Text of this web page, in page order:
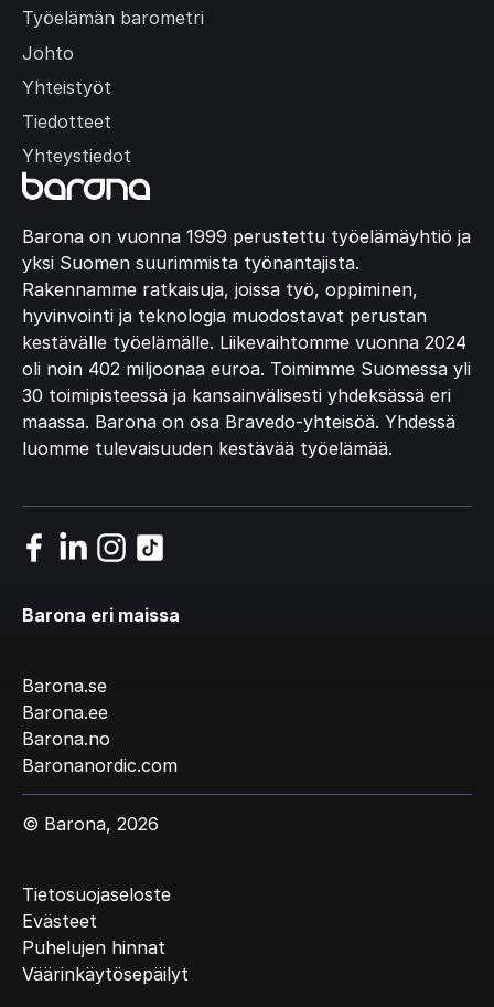
Barona on vuonna 1999 perustettu työelämäyhtiö ja
yksi Suomen suurimmista työnantajista.
Rakennamme ratkaisuja, joissa työ, oppiminen,
hyvinvointi ja teknologia muodostavat perustan
kestävälle työelämälle. Liikevaihtomme vuonna 2024
oli noin 402 miljoonaa euroa. Toimimme Suomessa yli
30 toimipisteessä ja kansainvälisesti yhdeksässä eri
maassa. Barona on osa Bravedo-yhteisöä. Yhdessä
luomme tulevaisuuden kestävää työelämää.
Työelämän barometri
Johto
Yhteistyöt
Tiedotteet
Yhteystiedot
Barona eri maissa
Barona.se
Barona.ee
Barona.no
Baronanordic.com
© Barona, 2026
Tietosuojaseloste
Evästeet
Puhelujen hinnat
Väärinkäytösepäilyt